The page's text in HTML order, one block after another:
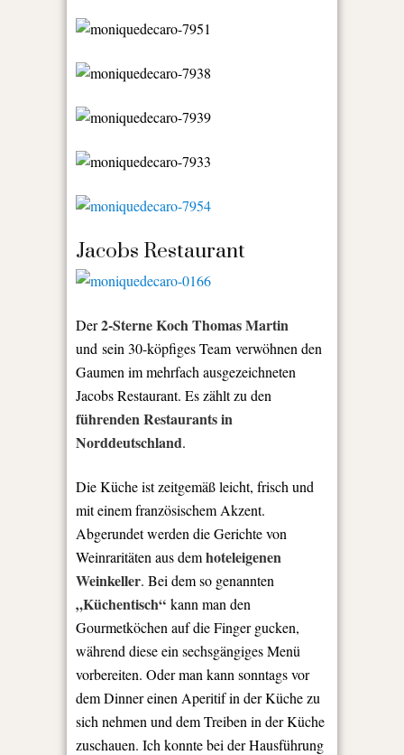
Jacobs Restaurant
Der2-Sterne Koch Thomas Martin
und sein 30-köpfiges Team verwöhnen den
Gaumen im mehrfach ausgezeichneten
Jacobs Restaurant. Es zählt zu den
führenden Restaurants in
Norddeutschland.
Die Küche ist zeitgemäß leicht, frisch und
mit einem französischem Akzent.
Abgerundet werden die Gerichte von
Weinraritäten aus demhoteleigenen
Weinkeller. Bei dem so genannten
„Küchentisch“ kann man den
Gourmetköchen auf die Finger gucken,
während diese ein sechsgängiges Menü
vorbereiten. Oder man kann sonntags vor
dem Dinner einen Aperitif in der Küche zu
sich nehmen und dem Treiben in der Küche
zuschauen. Ich konnte bei der Hausführung